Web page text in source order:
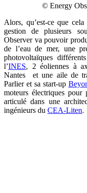
© Energy
Alors, qu’est-ce que
gestion de plusieurs
Observer va pouvoir
de l’eau de mer, une
photovoltaïques
l’INES, 2 éoliennes à
Nantes et une aile de
Parlier et sa start-up
moteurs électriques pour
articulé dans une
ingénieurs du CEA-Liten.